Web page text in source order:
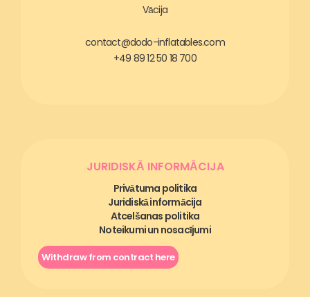
Vācija
contact@dodo-inflatables.com
+49 89 12 50 18 700
JURIDISKĀ INFORMĀCIJA
Privātuma politika
Juridiskā informācija
Atcelšanas politika
Noteikumi un nosacījumi
Withdraw from contract here